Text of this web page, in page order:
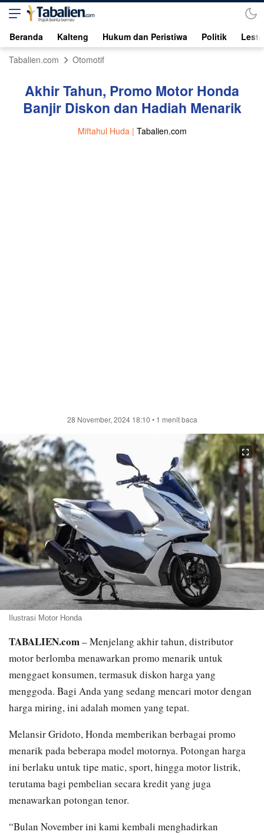
Beranda Kalteng Hukum dan Peristiwa Politik
Tabalien.com
Otomotif
Akhir Tahun, Promo Motor Honda
Banjir Diskon dan Hadiah Menarik
Miftahul Huda | Tabalien.com
28 November, 2024 18:10 • 1 menit baca
Ilustrasi Motor Honda
TABALIEN.com– Menjelang akhir tahun, distributor
motor berlomba menawarkan promo menarik untuk
menggaet konsumen, termasuk diskon harga yang
menggoda. Bagi Anda yang sedang mencari motor dengan
harga miring, ini adalah momen yang tepat.
Melansir Gridoto, Honda memberikan berbagai promo
menarik pada beberapa model motornya. Potongan harga
ini berlaku untuk tipe matic, sport, hingga motor listrik,
terutama bagi pembelian secara kredit yang juga
menawarkan potongan tenor.
“Bulan November ini kami kembali menghadirkan